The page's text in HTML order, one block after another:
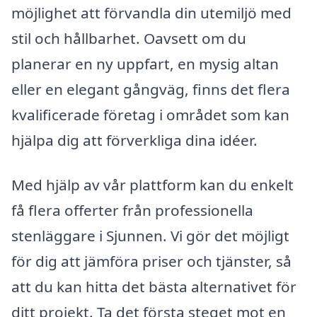
möjlighet att förvandla din utemiljö med
stil och hållbarhet. Oavsett om du
planerar en ny uppfart, en mysig altan
eller en elegant gångväg, finns det flera
kvalificerade företag i området som kan
hjälpa dig att förverkliga dina idéer.
Med hjälp av vår plattform kan du enkelt
få flera offerter från professionella
stenläggare i Sjunnen. Vi gör det möjligt
för dig att jämföra priser och tjänster, så
att du kan hitta det bästa alternativet för
ditt projekt. Ta det första steget mot en